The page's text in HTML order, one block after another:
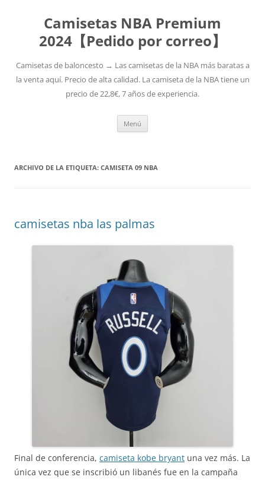
Camisetas NBA Premium
2024【Pedido por correo】
Camisetas de baloncesto → Las camisetas de la NBA más baratas a
la venta aquí. Precio de alta calidad. La camiseta de la NBA tiene un
precio de 22,8€, 7 años de experiencia.
Menú
ARCHIVO DE LA ETIQUETA: CAMISETA 09 NBA
camisetas nba las palmas
Final de conferencia, camiseta kobe bryant una vez más. La
única vez que se inscribió un libanés fue en la campaña